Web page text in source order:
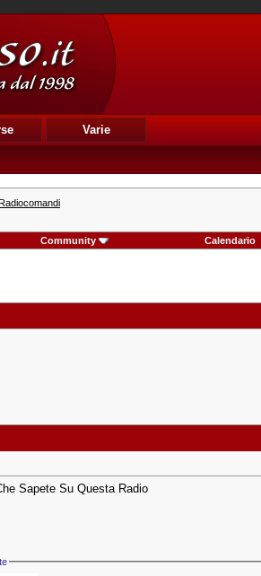
Varie
Community Calendario
Sapete Su Questa Radio